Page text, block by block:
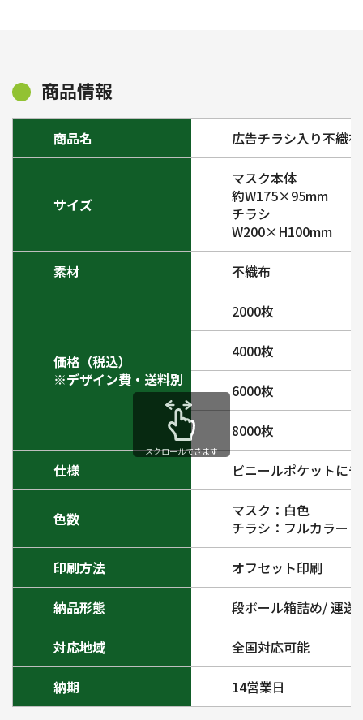
商品情報
商品名 広告チラシ入り不織
サイズ
マスク本体
約W175×95mm
チラシ
W200×H100mm
素材 不織布
価格（税込）
※デザイン費・送料別
2000枚
4000枚
6000枚
8000枚
仕様 ビニールポケットに
色数
マスク：白色
チラシ：フルカラー
印刷方法 オフセット印刷
納品形態 段ボール箱詰め/ 運送
対応地域 全国対応可能
納期 14営業日
スクロールできます